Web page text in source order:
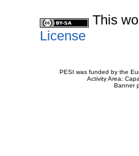
This
License
PESI was funded by the
Activity Area:
Banner